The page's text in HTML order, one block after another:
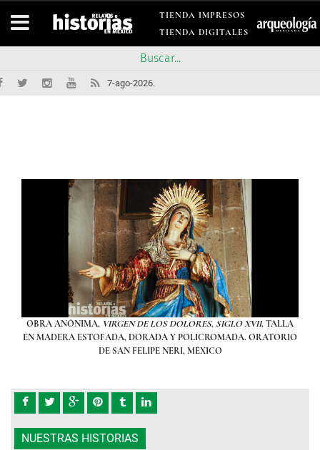
TIENDA IMPRESOS
TIENDA DIGITALES
7-ago-2026.
OBRA ANÓNIMA, VIRGEN DE LOS DOLORES, SIGLO XVII, TALLA
EN MADERA ESTOFADA, DORADA Y POLICROMADA. ORATORIO
DE SAN FELIPE NERI, MÉXICO
NUESTRAS HISTORIAS